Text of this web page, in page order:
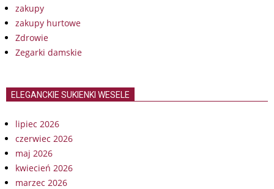
zakupy
zakupy hurtowe
Zdrowie
Zegarki damskie
ELEGANCKIE SUKIENKI WESELE
lipiec 2026
czerwiec 2026
maj 2026
kwiecień 2026
marzec 2026